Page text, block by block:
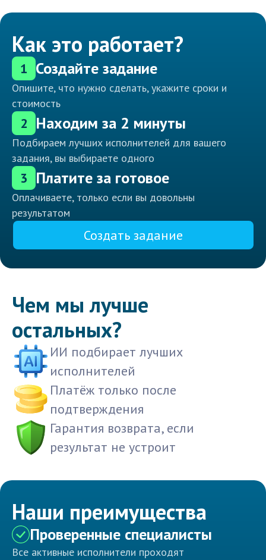
Как это работает?
1 Создайте задание
Опишите, что нужно сделать, укажите сроки и
стоимость
2 Находим за 2 минуты
Подбираем лучших исполнителей для вашего
задания, вы выбираете одного
3 Платите за готовое
Оплачиваете, только если вы довольны
результатом
Создать задание
Чем мы лучше
остальных?
ИИ подбирает лучших
исполнителей
Платёж только после
подтверждения
Гарантия возврата, если
результат не устроит
Наши преимущества
Проверенные специалисты
Все активные исполнители проходят